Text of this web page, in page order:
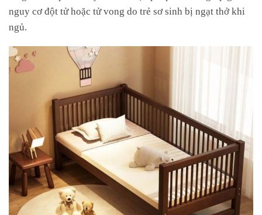
nguy cơ đột tử hoặc tử vong do trẻ sơ sinh bị ngạt thở khi
ngủ.